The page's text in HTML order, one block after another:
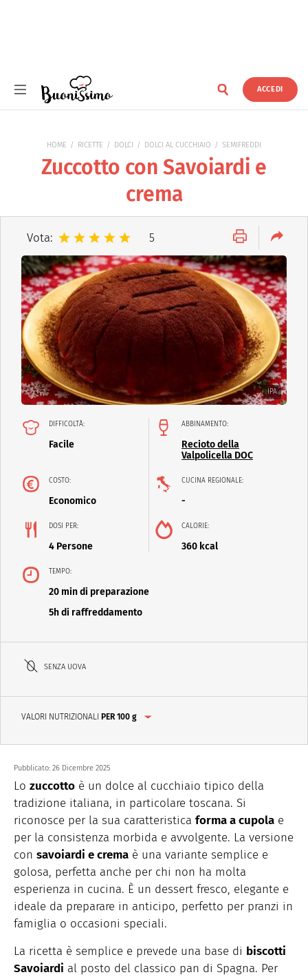
ACCEDI
HOME RICETTE DOLCI DOLCI AL CUCCHIAIO SEMIFREDDI
Zuccotto con Savoiardi e
crema
Vota: 5
IPA
DIFFICOLTÀ:
Facile
ABBINAMENTO:
Recioto della
Valpolicella DOC
COSTO:
Economico
CUCINA REGIONALE:
-
DOSI PER:
4 Persone
CALORIE:
360 kcal
TEMPO:
20 min di preparazione
5h di raffreddamento
SENZA UOVA
VALORI NUTRIZIONALI PER 100 g
Pubblicato: 26 Dicembre 2025
Lo zuccotto è un dolce al cucchiaio tipico della
tradizione italiana, in particolare toscana. Si
riconosce per la sua caratteristica forma a cupola e
per la consistenza morbida e avvolgente. La versione
con savoiardi e crema è una variante semplice e
golosa, perfetta anche per chi non ha molta
esperienza in cucina. È un dessert fresco, elegante e
ideale da preparare in anticipo, perfetto per pranzi in
famiglia o occasioni speciali.
La ricetta è semplice e prevede una base di biscotti
Savoiardi al posto del classico pan di Spagna. Per